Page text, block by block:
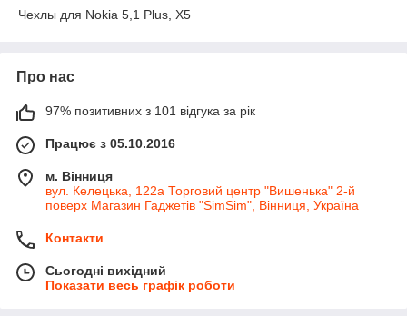
Чехлы для Nokia 5,1 Plus, X5
Про нас
97% позитивних з 101 відгука за рік
Працює з 05.10.2016
м. Вінниця
вул. Келецька, 122а Торговий центр "Вишенька" 2-й
поверх Магазин Гаджетів "SimSim", Вінниця, Україна
Контакти
Сьогодні вихідний
Показати весь графік роботи